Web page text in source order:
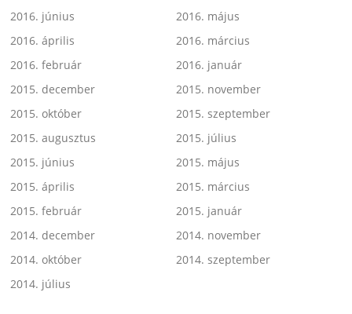
2016. június
2016. május
2016. április
2016. március
2016. február
2016. január
2015. december
2015. november
2015. október
2015. szeptember
2015. augusztus
2015. július
2015. június
2015. május
2015. április
2015. március
2015. február
2015. január
2014. december
2014. november
2014. október
2014. szeptember
2014. július